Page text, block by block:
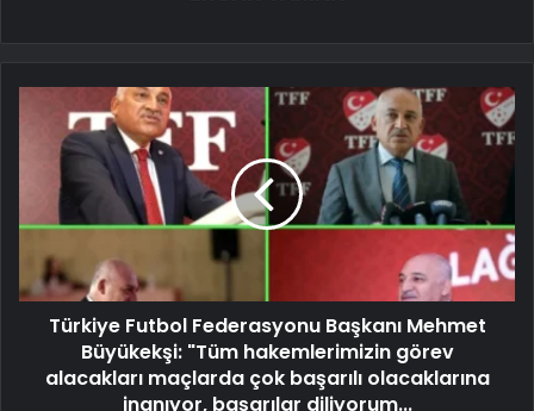
Türkiye Futbol Federasyonu Başkanı Mehmet
Büyükekşi: "Tüm hakemlerimizin görev
alacakları maçlarda çok başarılı olacaklarına
inanıyor, başarılar diliyorum...